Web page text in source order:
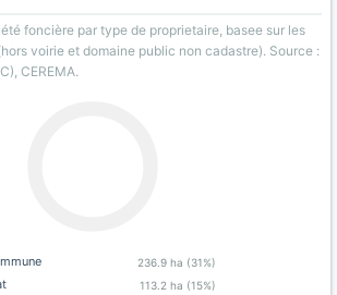
foncière par type de proprietaire, basee sur les
voirie et domaine public non cadastre). Source :
CEREMA.
236.9 ha (31%)
113.2 ha (15%)